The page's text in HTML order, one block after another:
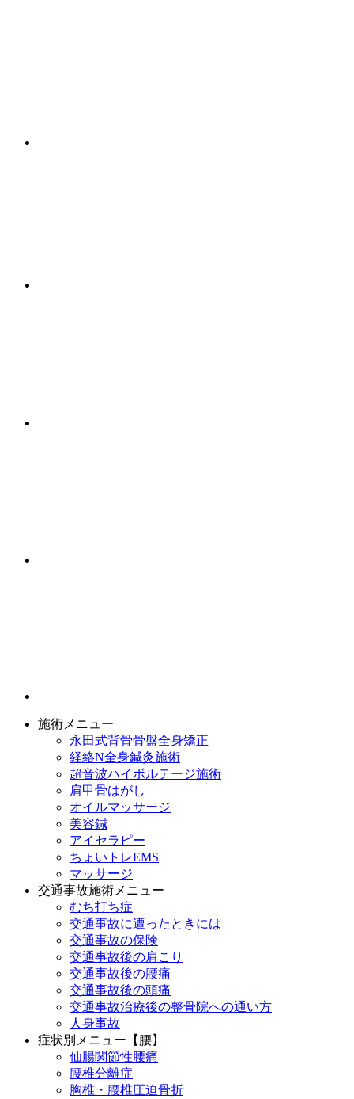
施術メニュー
永田式背骨骨盤全身矯正
経絡N全身鍼灸施術
超音波ハイボルテージ施術
肩甲骨はがし
オイルマッサージ
美容鍼
アイセラピー
ちょいトレEMS
マッサージ
交通事故施術メニュー
むち打ち症
交通事故に遭ったときには
交通事故の保険
交通事故後の肩こり
交通事故後の腰痛
交通事故後の頭痛
交通事故治療後の整骨院への通い方
人身事故
症状別メニュー【腰】
仙腸関節性腰痛
腰椎分離症
胸椎・腰椎圧迫骨折